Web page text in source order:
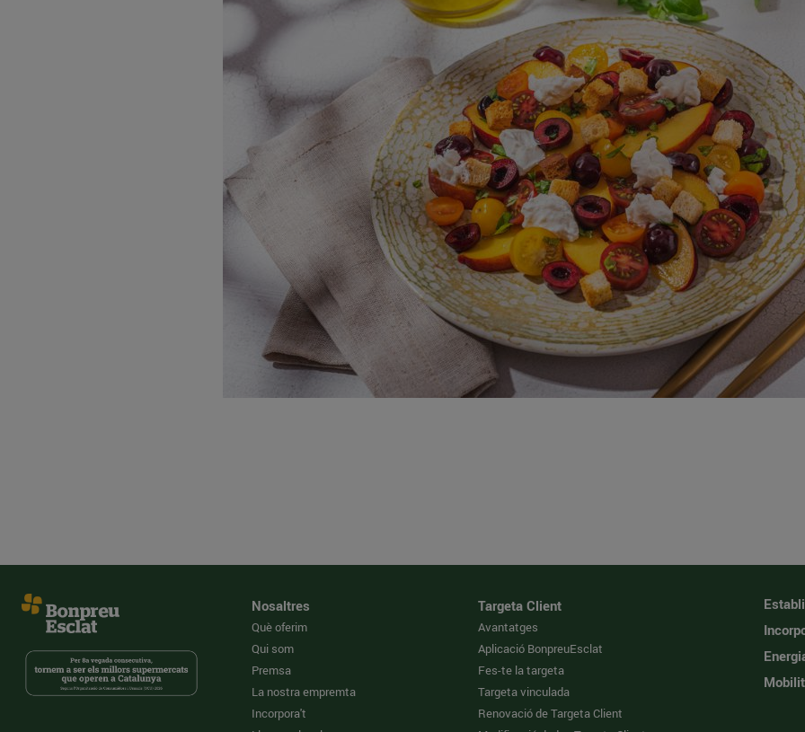
Nosaltres
Què oferim
Qui som
Premsa
La nostra empremta
Incorpora't
Targeta Client
Avantatges
Aplicació BonpreuEsclat
Fes-te la targeta
Targeta vinculada
Renovació de Targeta Client